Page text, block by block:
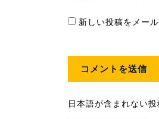
新しい投稿をメー
日本語が含まれない